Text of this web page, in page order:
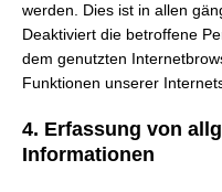
werden. Dies ist in allen
Deaktiviert die betroffene
dem genutzten
Funktionen unserer
4. Erfassung von
Informationen